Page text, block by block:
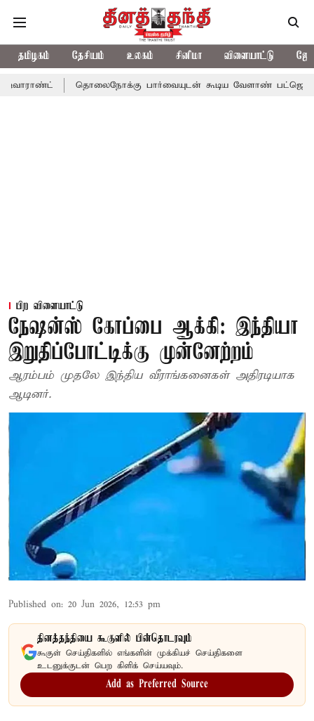
தமிழகம் தேசியம் உலகம் சினிமா விளையாட்டு
தொலைநோக்கு பார்வையுடன் கூடிய வேளாண் பட்ஜெட்:
பிற விளையாட்டு
நேஷன்ஸ் கோப்பை ஆக்கி: இந்தியா
இறுதிப்போட்டிக்கு முன்னேற்றம்
ஆரம்பம் முதலே இந்திய வீராங்கனைகள் அதிரடியாக
ஆடினர்.
Published on: 20 Jun 2026, 12:53 pm
தினத்தந்தியை கூகுளில் பின்தொடரவும்
கூகுள் செய்திகளில் எங்களின் முக்கியச் செய்திகளை
உடனுக்குடன் பெற கிளிக் செய்யவும்.
Add as Preferred Source